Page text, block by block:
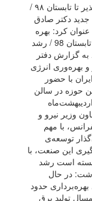
بهره برداری از ۸۰۰ مگاوات نیروگاه تجدیدپذیر تا تابستان ۹۸ /
جدید دکتر صادق
عنوان کرد: بهره
برداری از 8۰۰ مگاوات نیروگاه تجدیدپذیر تا تابستان 98 / رشد
به گزارش دفتر
بهره‌وری انرژی
با حضور
حوزه در سالن
وزیر نیرو و
با مهم
توسعه‌ی
این صنعت، با
است رشد
در حال
حدود
تولید برق